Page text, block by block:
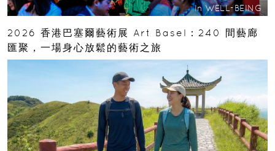
In WELL-BEING
2026 香港巴塞爾藝術展 Art Basel：240 間藝廊
匯聚，一場身心放鬆的藝術之旅